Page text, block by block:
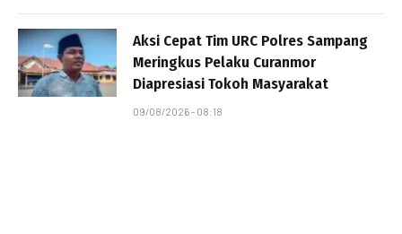
Aksi Cepat Tim URC Polres Sampang
Meringkus Pelaku Curanmor
Diapresiasi Tokoh Masyarakat
09/08/2026 - 08:18